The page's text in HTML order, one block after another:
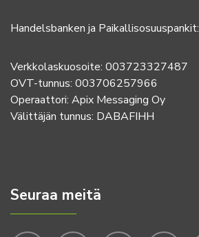
Handelsbanken ja Paikallisosuuspankit:
Verkkolaskuosoite: 003723327487
OVT-tunnus: 003706257966
Operaattori: Apix Messaging Oy
Välittäjän tunnus: DABAFIHH
Seuraa meitä